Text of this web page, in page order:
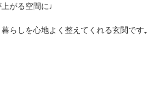
がる空間に♩
らしを心地よく整えてくれる玄関です₊